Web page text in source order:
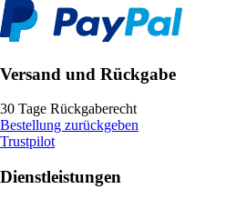
Versand und Rückgabe
30 Tage Rückgaberecht
Bestellung zurückgeben
Trustpilot
Dienstleistungen